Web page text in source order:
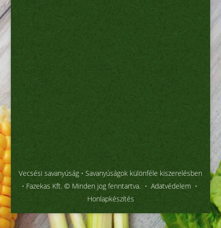
Vecsési savanyúság • Savanyúságok különféle kiszerelésben
• Fazekas Kft. © Minden jog fenntartva. • Adatvédelem •
Honlapkészítés